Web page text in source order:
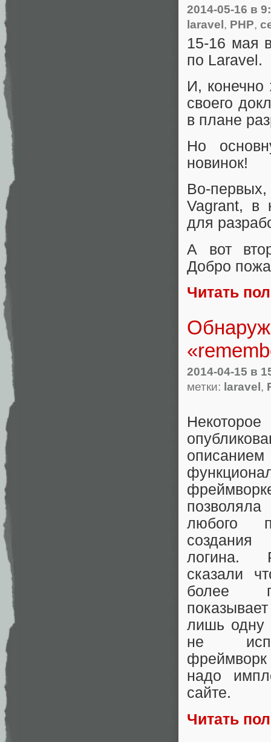
2014-05-16 в
laravel, PHP,
15-16 мая
по Laravel.
И,
своего
в плане
Но
новинок!
Во-
Vagrant, в
для
А вот
Добро
Читать
2014-04-15 в
метки: laravel,
любого
логина.
сказали
более
лишь одну
не
надо
сайте.
Читать